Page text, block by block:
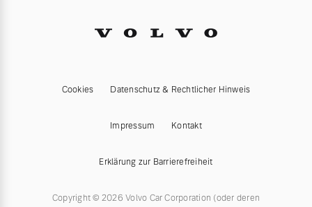
Cookies Datenschutz & Rechtlicher Hinweis
Impressum Kontakt
Erklärung zur Barrierefreiheit
Copyright © 2026 Volvo Car Corporation (oder deren